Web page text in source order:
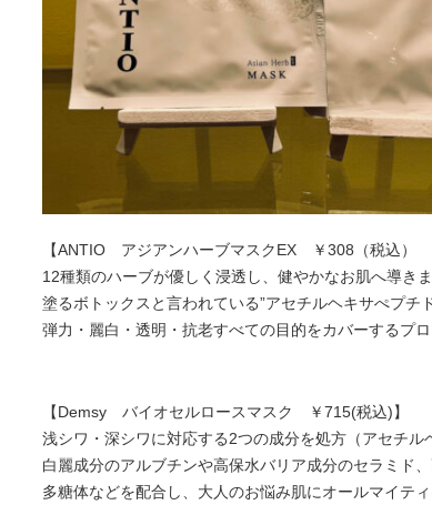
【ANTIO アジアンハーブマスクEX ￥308（税込）
12種類のハーブが優しく浸透し、健やかなお肌へ導きま
塗るボトックスと言われている”アセチルヘキサぺプチ
弾力・麗白・透明・抗老すべての目的をカバーするプ
【Demsy バイオセルロースマスク ￥715(税込)】
浅シワ・深シワに対応する2つの成分を処方（アセチル
白麗成分のアルブチンや高保水バリア成分のセラミド
多糖体などを配合し、大人のお悩み肌にオールマイテ